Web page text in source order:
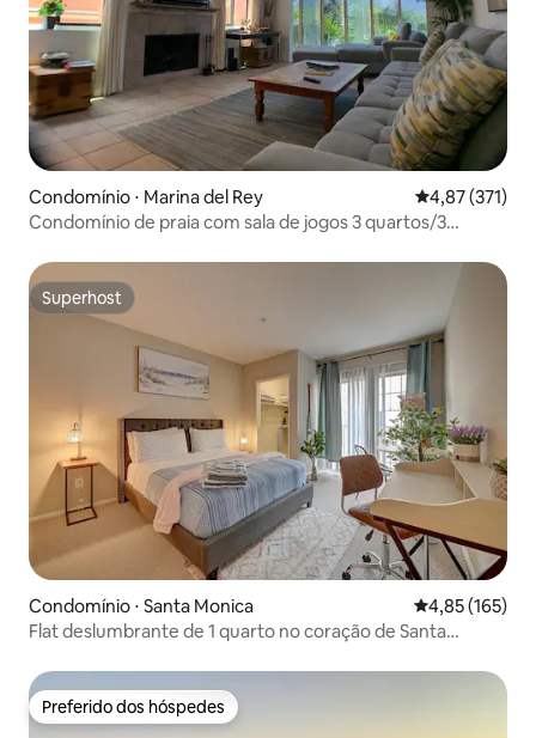
Condomínio ⋅ Marina del Rey 4,87 de uma
4,87 (371)
Condomínio de praia com sala de jogos 3 quartos/3
Superhost
Superhost
Condomínio ⋅ Santa Monica 4,85 de uma
4,85 (165)
Flat deslumbrante de 1 quarto no coração de Santa
Preferido dos hóspedes
Preferido dos hóspedes